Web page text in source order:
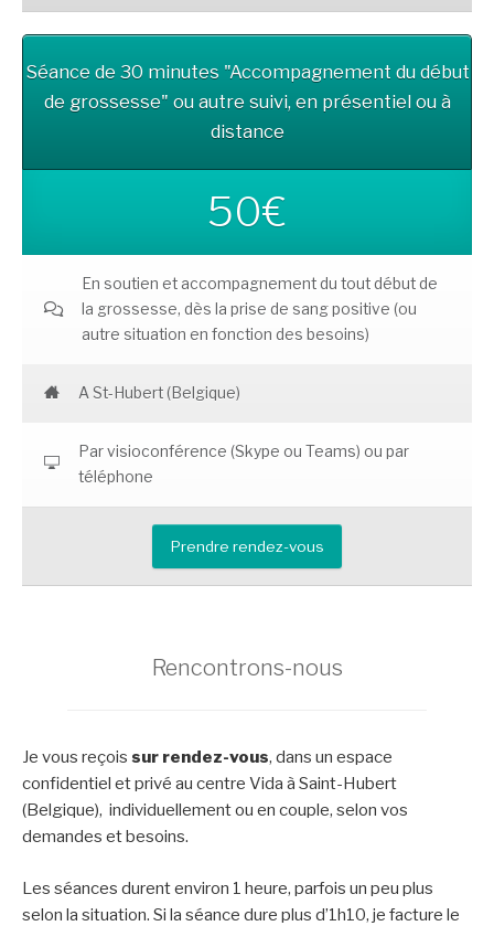
Séance de 30 minutes "Accompagnement du début
de grossesse" ou autre suivi, en présentiel ou à
distance
50€
En soutien et accompagnement du tout début de
la grossesse, dès la prise de sang positive (ou
autre situation en fonction des besoins)
A St-Hubert (Belgique)
Par visioconférence (Skype ou Teams) ou par
téléphone
Prendre rendez-vous
Rencontrons-nous
Je vous reçois sur rendez-vous, dans un espace
confidentiel et privé au centre Vida à Saint-Hubert
(Belgique), individuellement ou en couple, selon vos
demandes et besoins.
Les séances durent environ 1 heure, parfois un peu plus
selon la situation. Si la séance dure plus d’1h10, je facture le